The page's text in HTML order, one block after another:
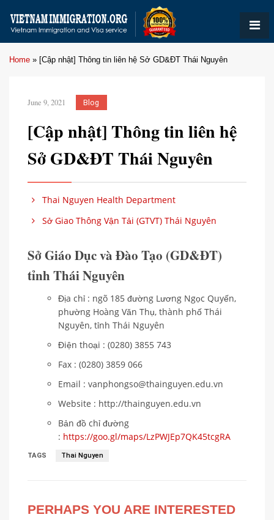
Home » [Cập nhật] Thông tin liên hệ Sở GD&ĐT Thái Nguyên
June 9, 2021 Blog
[Cập nhật] Thông tin liên hệ
Sở GD&ĐT Thái Nguyên
Thai Nguyen Health Department
Sở Giao Thông Vận Tải (GTVT) Thái Nguyên
Sở Giáo Dục và Đào Tạo (GD&ĐT)
tỉnh Thái Nguyên
Địa chỉ : ngõ 185 đường Lương Ngọc Quyến,
phường Hoàng Văn Thụ, thành phố Thái
Nguyên, tỉnh Thái Nguyên
Điện thoại : (0280) 3855 743
Fax : (0280) 3859 066
Email : vanphongso@thainguyen.edu.vn
Website : http://thainguyen.edu.vn
Bản đồ chỉ đường
: https://goo.gl/maps/LzPWJEp7QK45tcgRA
TAGS Thai Nguyen
PERHAPS YOU ARE INTERESTED